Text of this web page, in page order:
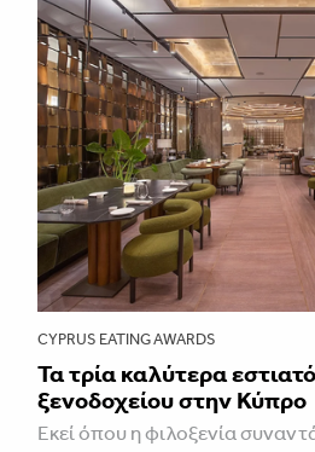
CYPRUS EATING AWARDS
Τα τρία καλύτερα
ξενοδοχείου στην Κύπρο
Εκεί όπου η φιλοξενία